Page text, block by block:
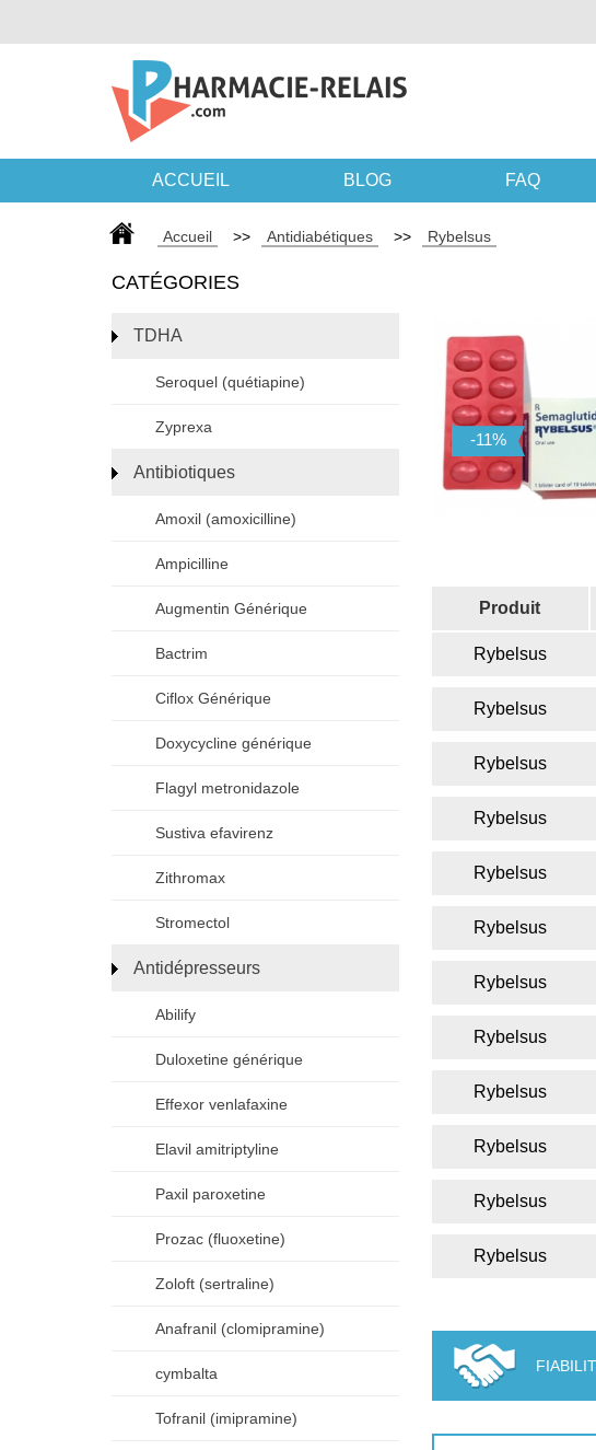
ACCUEIL BLOG FAQ
Accueil >> Antidiabétiques >> Rybelsus
CATÉGORIES
TDHA
Seroquel (quétiapine)
Zyprexa
Antibiotiques
Amoxil (amoxicilline)
Ampicilline
Augmentin Générique
Bactrim
Ciflox Générique
Doxycycline générique
Flagyl metronidazole
Sustiva efavirenz
Zithromax
Stromectol
Antidépresseurs
Abilify
Duloxetine générique
Effexor venlafaxine
Elavil amitriptyline
Paxil paroxetine
Prozac (fluoxetine)
Zoloft (sertraline)
Anafranil (clomipramine)
cymbalta
Tofranil (imipramine)
Produit
Rybelsus
Rybelsus
Rybelsus
Rybelsus
Rybelsus
Rybelsus
Rybelsus
Rybelsus
Rybelsus
Rybelsus
Rybelsus
Rybelsus